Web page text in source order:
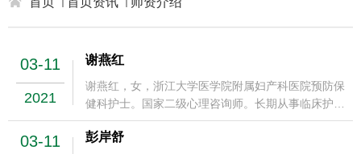
03-11
2021
谢燕红
谢燕红，女，浙江大学医学院附属妇产科医院预防保
健科护士。国家二级心理咨询师。长期从事临床护理
工作，1994年起在浙江大学医学院附属妇产科医院
工作。参加过经典精神分析、客体关系、心理动力学
03-11 彭岸舒